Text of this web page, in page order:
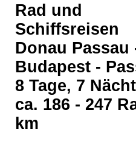
Rad und
Schiffsreisen
Donau Passau
Budapest -
8 Tage, 7
ca. 186 - 247
km